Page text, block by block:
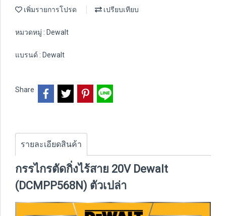
เพิ่มรายการโปรด เปรียบเทียบ
หมวดหมู่ : Dewalt
แบรนด์ : Dewalt
Share
รายละเอียดสินค้า
กรรไกรตัดกิ่งไร้สาย 20V Dewalt
(DCMPP568N) ตัวเปล่า